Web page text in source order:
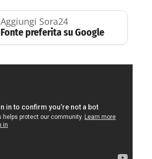
Aggiungi Sora24
Fonte preferita su Google